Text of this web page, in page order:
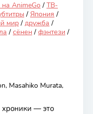
AnimeGo / ТВ-
/ Япония /
мир / дружба /
/ сёнен / фэнтези /
Masahiko Murata,
хроники — это